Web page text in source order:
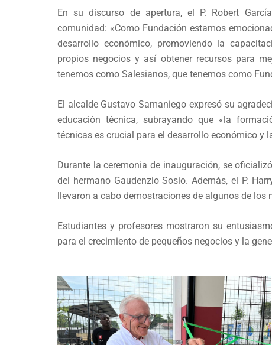
En su discurso de apertura, el P. Robert
comunidad: «Como Fundación estamos
desarrollo económico, promoviendo la
propios negocios y así obtener recursos para
tenemos como Salesianos, que tenemos como
El alcalde Gustavo Samaniego expresó su
educación técnica, subrayando que «la
técnicas es crucial para el desarrollo económico y
Durante la ceremonia de inauguración, se
del hermano Gaudenzio Sosio. Además, el P.
llevaron a cabo demostraciones de algunos de los
Estudiantes y profesores mostraron su
para el crecimiento de pequeños negocios y la